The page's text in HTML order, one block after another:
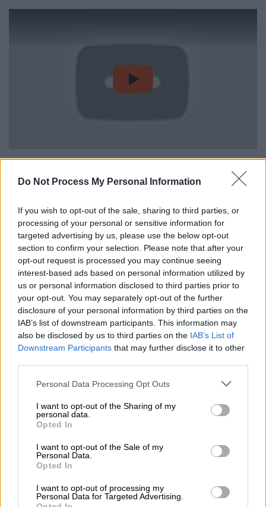
Do Not Process My Personal Information
If you wish to opt-out of the sale, sharing to third parties, or
processing of your personal or sensitive information for
targeted advertising by us, please use the below opt-out
section to confirm your selection. Please note that after your
opt-out request is processed you may continue seeing
interest-based ads based on personal information utilized by
us or personal information disclosed to third parties prior to
your opt-out. You may separately opt-out of the further
disclosure of your personal information by third parties on the
IAB’s list of downstream participants. This information may
also be disclosed by us to third parties on the IAB’s List of
Downstream Participants that may further disclose it to other
Please note that this website/app uses one or more Google
not limited to your visit or usage behaviour. You may click to
grant or deny consent to Google and its third-party tags to
use your data for below specified purposes in below Google
consent section.
Personal Data Processing Opt Outs
I want to opt-out of the Sharing of my
personal data.
Opted In
I want to opt-out of the Sale of my
Personal Data.
Opted In
I want to opt-out of processing my
Personal Data for Targeted Advertising.
video
συναινέσει στην αποχώρηση του Πογκμπά,
στην Ρεάλ, με τις πληροφορίες να θέλουν
τον αγγλικό σύλλογο να ξεκινάει με τιμή
πώλησης τα… 150 εκατομμύρια ευρώ!
Πιθανόν αυτό το (υπερβολικό) ποσό να
έπεφτε σημαντικά, αν η Ρεάλ δέχονταν να
συμπεριλάβει στην συμφωνία τον Γκάρεθ
Μπέιλ, ο οποίος όμως φέρεται να διεμήνυσε
στην διοίκηση του ισπανικού συλλόγου ότι
ΔΕΝ θέλει να φύγει, παρ’ ότι ο Ζιντάν δεν